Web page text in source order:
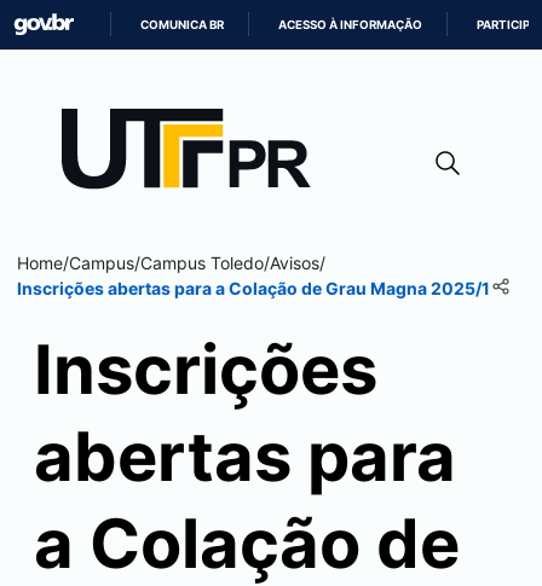
CONTEÚDO
COMUNICA BR ACESSO À INFORMAÇÃO PARTICIPE
Home/Campus/Campus Toledo/Avisos/
Inscrições abertas para a Colação de Grau Magna 2025/1
Inscrições
abertas para
a Colação de